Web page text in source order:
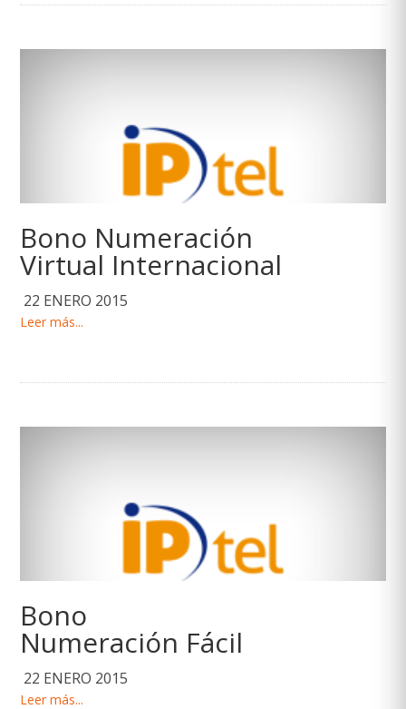
Bono Numeración
Virtual Internacional
22 ENERO 2015
Leer más...
Bono
Numeración Fácil
22 ENERO 2015
Leer más...